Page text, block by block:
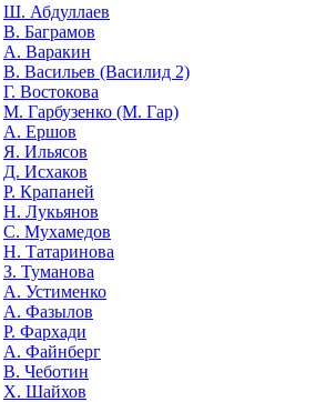
Ш. Абдуллаев
В. Баграмов
А. Варакин
В. Васильев (Василид 2)
Г. Востокова
М. Гарбузенко (М. Гар)
А. Ершов
Я. Ильясов
Д. Исхаков
Р. Крапаней
Н. Лукьянов
С. Мухамедов
Н. Татаринова
З. Туманова
А. Устименко
А. Фазылов
Р. Фархади
А. Файнберг
В. Чеботин
Х. Шайхов